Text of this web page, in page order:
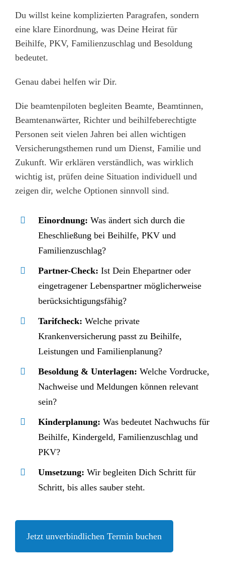
Du willst keine komplizierten Paragrafen, sondern
eine klare Einordnung, was Deine Heirat für
Beihilfe, PKV, Familienzuschlag und Besoldung
bedeutet.
Genau dabei helfen wir Dir.
Die beamtenpiloten begleiten Beamte, Beamtinnen,
Beamtenanwärter, Richter und beihilfeberechtigte
Personen seit vielen Jahren bei allen wichtigen
Versicherungsthemen rund um Dienst, Familie und
Zukunft. Wir erklären verständlich, was wirklich
wichtig ist, prüfen deine Situation individuell und
zeigen dir, welche Optionen sinnvoll sind.
Einordnung: Was ändert sich durch die
Eheschließung bei Beihilfe, PKV und
Familienzuschlag?
Partner-Check: Ist Dein Ehepartner oder
eingetragener Lebenspartner möglicherweise
berücksichtigungsfähig?
Tarifcheck: Welche private
Krankenversicherung passt zu Beihilfe,
Leistungen und Familienplanung?
Besoldung & Unterlagen: Welche Vordrucke,
Nachweise und Meldungen können relevant
sein?
Kinderplanung: Was bedeutet Nachwuchs für
Beihilfe, Kindergeld, Familienzuschlag und
PKV?
Umsetzung: Wir begleiten Dich Schritt für
Schritt, bis alles sauber steht.
Jetzt unverbindlichen Termin buchen